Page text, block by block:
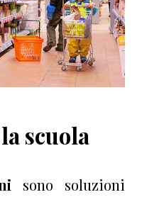
scuola
sono soluzioni